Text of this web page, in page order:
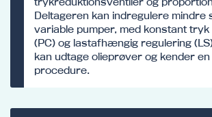
Deltageren kan indregulere mindre
variable pumper, med konstant
(PC) og lastafhængig regulering
kan udtage olieprøver og kender
procedure.